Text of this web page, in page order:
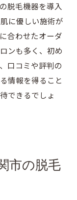
脱毛機器を導入
に優しい施術が
合わせたオーダ
ンも多く、初め
口コミや評判の
情報を得ること
できるでしょ
市の脱毛